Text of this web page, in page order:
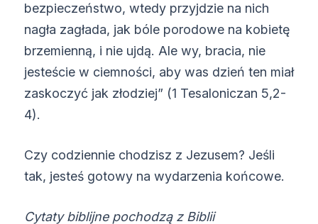
bezpieczeństwo, wtedy przyjdzie na nich
nagła zagłada, jak bóle porodowe na kobietę
brzemienną, i nie ujdą. Ale wy, bracia, nie
jesteście w ciemności, aby was dzień ten miał
zaskoczyć jak złodziej” (1 Tesaloniczan 5,2-
4).
Czy codziennie chodzisz z Jezusem? Jeśli
tak, jesteś gotowy na wydarzenia końcowe.
Cytaty biblijne pochodzą z Biblii